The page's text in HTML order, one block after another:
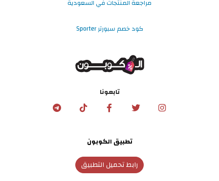
مراجعة المنتجات في السعودية
كود خصم سبورتر Sporter
تابعونا
تطبيق الكوبون
رابط تحميل التطبيق